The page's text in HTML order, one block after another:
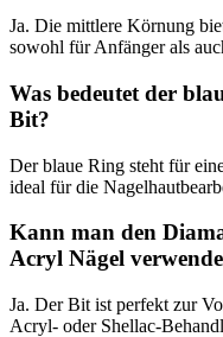
Ja. Die mittlere Körnung
sowohl für Anfänger als
Was bedeutet der
Bit?
Der blaue Ring steht für
ideal für die
Kann man den
Acryl Nägel
Ja. Der Bit ist perfekt zur
Acryl- oder Shellac-